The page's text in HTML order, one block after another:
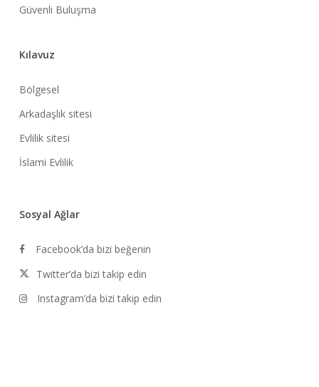
Güvenli Buluşma
Kılavuz
Bölgesel
Arkadaşlık sitesi
Evlilik sitesi
İslami Evlilik
Sosyal Ağlar
Facebook’da bizi beğenin
Twitter’da bizi takip edin
Instagram’da bizi takip edin